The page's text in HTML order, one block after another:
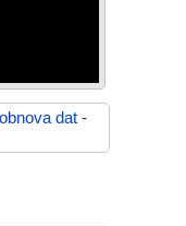
obnova dat -